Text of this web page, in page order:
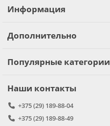
Информация
Дополнительно
Популярные категории
Наши контакты
+375 (29) 189-88-04
+375 (29) 189-88-49